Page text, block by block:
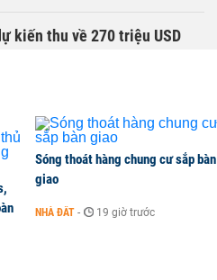
kiến thu về 270 triệu USD
kéo giảm giá nhà
World Cup, kỳ vọng hạ nhiệt
Sóng thoát hàng chung cư sắp bàn
giao
NHÀ ĐẤT - 19 giờ trước